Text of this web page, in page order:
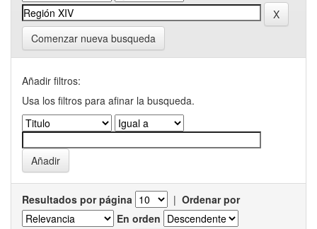
Comenzar nueva busqueda
Añadir filtros:
Usa los filtros para afinar la busqueda.
Resultados por página | Ordenar por
En orden